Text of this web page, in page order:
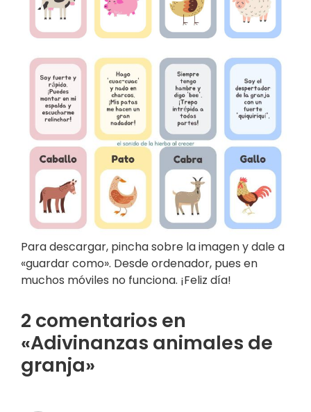
Para descargar, pincha sobre la imagen y dale a
«guardar como». Desde ordenador, pues en
muchos móviles no funciona. ¡Feliz día!
2 comentarios en
«Adivinanzas animales de
granja»